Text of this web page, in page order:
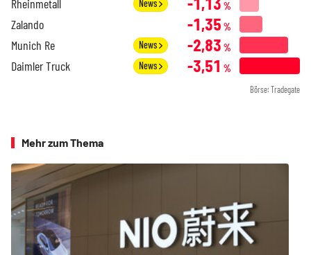
Rheinmetall News %
Zalando -1,35 %
Munich Re News -2,83 %
Daimler Truck News -3,51 %
Börse: Tradegate
Mehr zum Thema